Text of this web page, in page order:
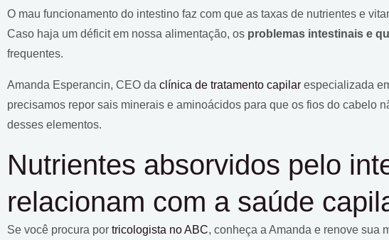
O mau funcionamento do intestino faz com que as taxas de nutrientes e
Caso haja um déficit em nossa alimentação, os problemas intestinais e
frequentes.
Amanda Esperancin, CEO da clínica de tratamento capilar especializada
precisamos repor sais minerais e aminoácidos para que os fios do cabelo
desses elementos.
Nutrientes absorvidos pelo
relacionam com a saúde
Se você procura por tricologista no ABC, conheça a Amanda e renove sua